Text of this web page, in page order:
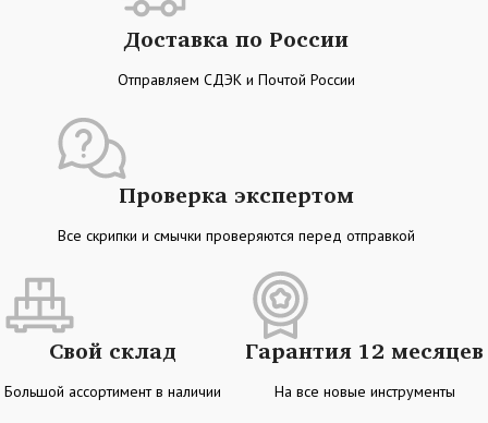
Доставка по России
Отправляем СДЭК и Почтой России
Проверка экспертом
Все скрипки и смычки проверяются перед отправкой
Свой склад
Большой ассортимент в наличии
Гарантия 12 месяцев
На все новые инструменты